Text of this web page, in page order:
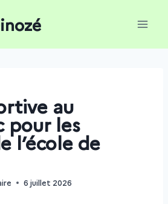
au
pour les
l’école de
6 juillet 2026